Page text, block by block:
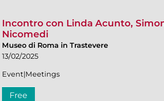
Incontro con Linda Acunto,
Nicomedi
Museo di Roma in Trastevere
13/02/2025
Event|Meetings
Free